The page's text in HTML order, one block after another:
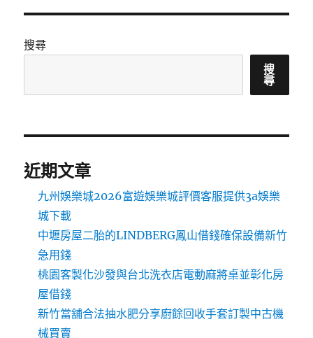
搜尋
搜
尋
近期文章
九州娛樂城2026富遊娛樂城評價客服提供3a娛樂
城下載
中壢房屋二胎的LINDBERG鳳山借錢確保設備新竹
急用錢
桃園客製化沙發與台北洗衣店電動麻將桌並彰化房
屋借錢
新竹當舖合法抽水肥分享廚餘回收手套訂製中古機
械買賣